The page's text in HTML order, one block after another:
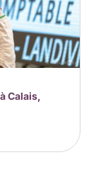
Calais,